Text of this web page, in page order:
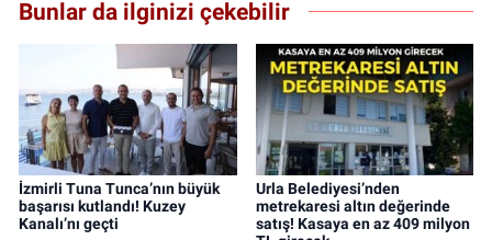
Bunlar da ilginizi çekebilir
İzmirli Tuna Tunca’nın büyük
başarısı kutlandı! Kuzey
Kanalı’nı geçti
Urla Belediyesi’nden
metrekaresi altın değerinde
satış! Kasaya en az 409 milyon